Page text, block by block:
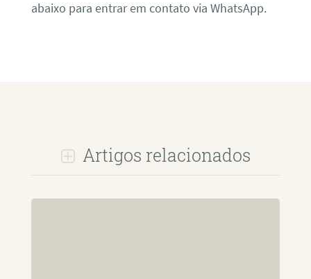
abaixo para entrar em contato via WhatsApp.
Artigos relacionados